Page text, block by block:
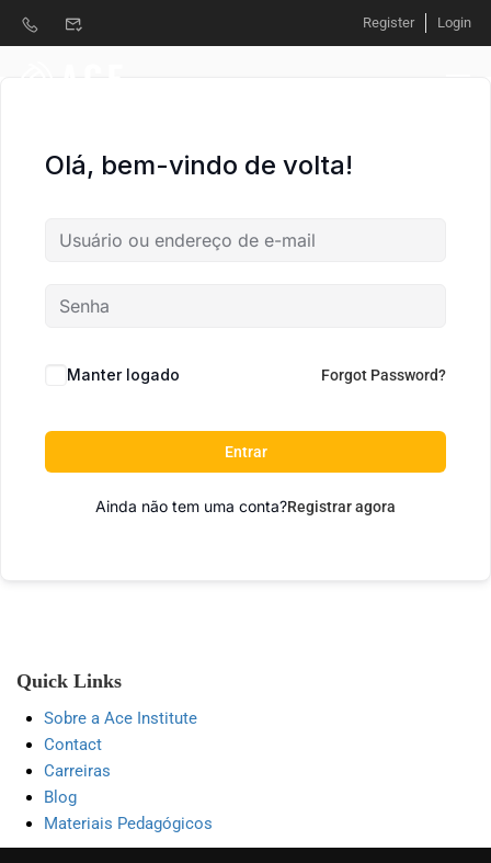
Register Login
Olá, bem-vindo de volta!
Manter logado Forgot Password?
Entrar
Ainda não tem uma conta?Registrar agora
Quick Links
Sobre a Ace Institute
Contact
Carreiras
Blog
Materiais Pedagógicos